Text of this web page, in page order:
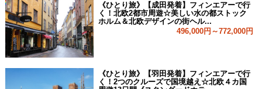
《ひとり旅》【成田発着】フィンエアーで行
く！北欧2都市周遊☆美しい水の都ストック
ホルム＆北欧デザインの街ヘル...
496,000円～772,000円
《ひとり旅》【羽田発着】フィンエアーで行
く！2つのクルーズで国境越え☆北欧４カ国